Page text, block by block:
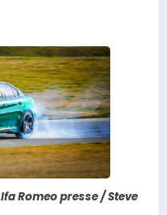
Romeo presse / Steve